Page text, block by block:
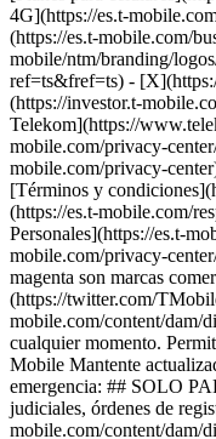
4G](https://es.t-
(https://es.t-mobile.com/
mobile/ntm/branding/
ref=ts&fref=ts) -
(https://investor.t-
Telekom](https://
mobile.com/privacy-
mobile.com/privacy-
[Términos y
(https://es.t-mobile.com/
Personales](https://es.t-
mobile.com/privacy-
magenta son marcas
(https://twitter.com/
mobile.com/content/dam/
cualquier momento.
Mobile Mantente
emergencia: ## SOLO
judiciales, órdenes de
mobile.com/content/dam/